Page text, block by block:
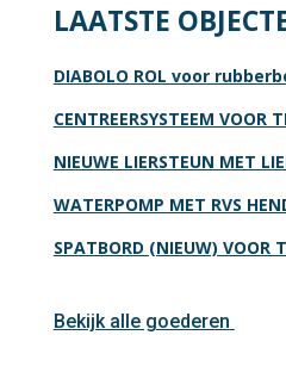
LAATSTE
DIABOLO ROL voor
CENTREERSYSTEEM VOOR
NIEUWE LIERSTEUN MET
WATERPOMP MET RVS
SPATBORD (NIEUW) VOOR
Bekijk alle goederen